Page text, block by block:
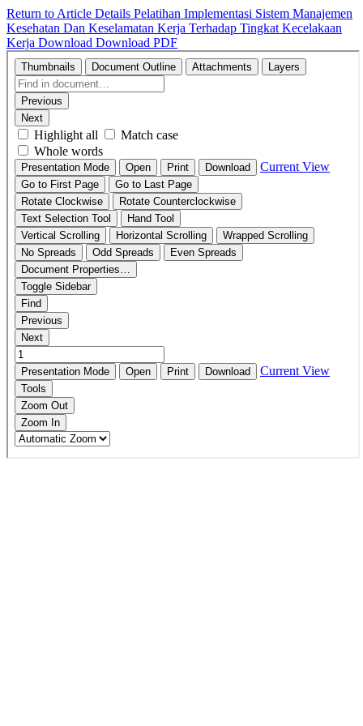
Return to Article Details Pelatihan Implementasi Sistem Manajemen
Kesehatan Dan Keselamatan Kerja Terhadap Tingkat Kecelakaan
Kerja Download Download PDF